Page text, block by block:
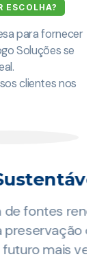
ESCOLHA?
para fornecer
Soluções se
clientes nos
do meio
verde.